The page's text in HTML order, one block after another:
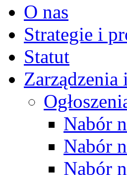
O nas
Strategie i
Statut
Nabór
Nabór
Nabór